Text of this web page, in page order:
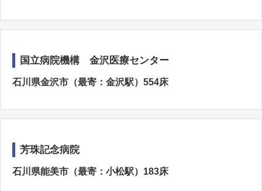
国立病院機構 金沢医療センター
石川県金沢市（最寄：金沢駅）554床
芳珠記念病院
石川県能美市（最寄：小松駅）183床